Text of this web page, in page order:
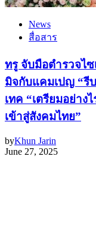
News
สื่อสาร
ทรู จับมือตำรวจไ
มิจกับแคมเปญ “รี
เทค “เตรียมอย่าง
เข้าสู่สังคมไทย”
byKhun Jarin
June 27, 2025